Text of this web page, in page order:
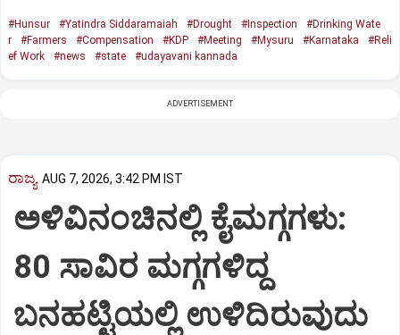
#Hunsur #Yatindra Siddaramaiah #Drought #Inspection
#Drinking Wate
r
#Farmers #Compensation #KDP #Meeting #Mysuru #Karnataka
#Reli
ef Work
#news #state #udayavani kannada
ADVERTISEMENT
ರಾಜ್ಯ AUG 7, 2026, 3:42 PM IST
ಅಳಿವಿನಂಚಿನಲ್ಲಿ ಕೈಮಗ್ಗಗಳು:
80 ಸಾವಿರ ಮಗ್ಗಗಳಿದ್ದ
ಬನಹಟ್ಟಿಯಲ್ಲಿ ಉಳಿದಿರುವುದು